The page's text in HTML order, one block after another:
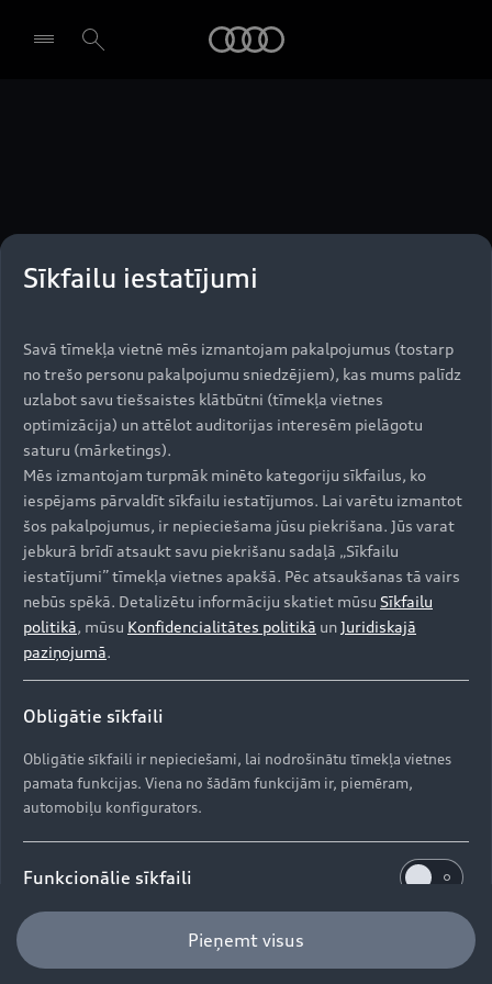
Modeļi
Visi modeļi
e-tron
e-tron GT
Iegādāties Audi
Aktuālie piedāvājumi
Krājuma automobiļi
Lietoti automobiļi
Audi serviss
Serviss un apkope
Aktuālie servisa piedāvājumi
Oriģinālās rezerves daļas
Aktualitātes
Jaunumi
Svarīga informācija klientiem
Drošības spilvenu atsaukums
Pārstrāde
Jaunais ES riepu marķējums
AUDI AG
Vēsture (ENG)
Kontakti
Informācija par importētāju
© 2026 AUDI AG. Visas tiesības aizsargātas
Juridiskā informācija
Privātuma politika / Datu aizsardzība
OBFCM info DGA
Sīkfailu iestatījumi
Savā tīmekļa vietnē mēs izmantojam pakalpojumus (tostarp
no trešo personu pakalpojumu sniedzējiem), kas mums palīdz
uzlabot savu tiešsaistes klātbūtni (tīmekļa vietnes
optimizācija) un attēlot auditorijas interesēm pielāgotu
saturu (mārketings).
Mēs izmantojam turpmāk minēto kategoriju sīkfailus, ko
iespējams pārvaldīt sīkfailu iestatījumos. Lai varētu izmantot
šos pakalpojumus, ir nepieciešama jūsu piekrišana. Jūs varat
jebkurā brīdī atsaukt savu piekrišanu sadaļā „Sīkfailu
iestatījumi” tīmekļa vietnes apakšā. Pēc atsaukšanas tā vairs
nebūs spēkā. Detalizētu informāciju skatiet mūsu Sīkfailu
politikā, mūsu Konfidencialitātes politikā unJuridiskajā
paziņojumā.
Pieņemt visus
Obligātie sīkfaili
Obligātie sīkfaili ir nepieciešami, lai nodrošinātu tīmekļa vietnes
pamata funkcijas. Viena no šādām funkcijām ir, piemēram,
automobiļu konfigurators.
Funkcionālie sīkfaili
Funkcionālie sīkfaili ļauj mums apkopot un saglabāt
lietotāja iestatījumus (piemēram, lietotāja vārdu un
lietotāja konfigurācijas), lai tīmekļa vietnes lietošana